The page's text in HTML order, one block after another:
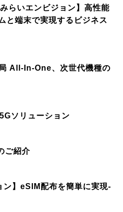
らいエンビジョン】高性能
と端末で実現するビジネス
All-In-One、次世代機種の
ソリューション
ご紹介
ン】eSIM配布を簡単に実現-